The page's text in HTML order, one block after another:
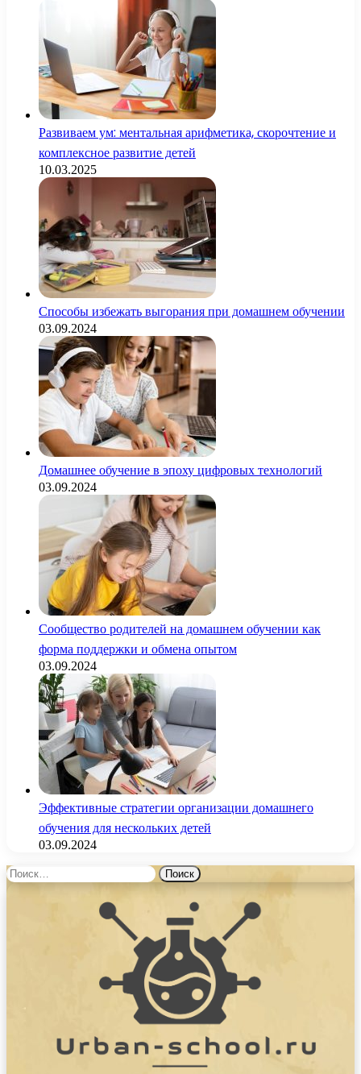
Развиваем ум: ментальная арифметика, скорочтение и
комплексное развитие детей
10.03.2025
Способы избежать выгорания при домашнем обучении
03.09.2024
Домашнее обучение в эпоху цифровых технологий
03.09.2024
Сообщество родителей на домашнем обучении как
форма поддержки и обмена опытом
03.09.2024
Эффективные стратегии организации домашнего
обучения для нескольких детей
03.09.2024
Найти: